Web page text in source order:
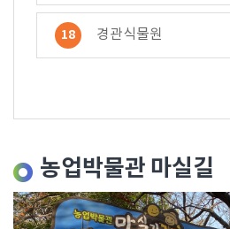
18 경관식물원
농업박물관 마실길